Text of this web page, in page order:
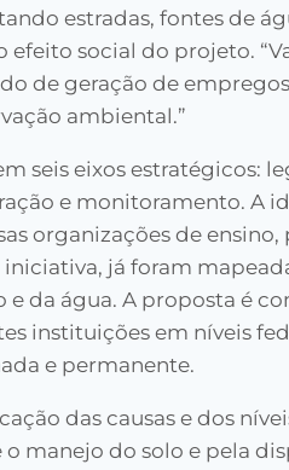
estradas, fontes de
efeito social do projeto.
de geração de
ambiental.”
seis eixos estratégicos:
e monitoramento. A
organizações de ensino,
já foram
da água. A proposta é
instituições em níveis
e permanente.
das causas e dos
manejo do solo e pela